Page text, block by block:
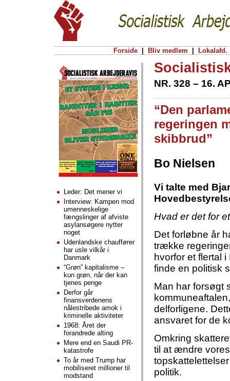
Forside Bliv medlem Lokalafd.
NR. 328 – 16.
“Den
regeringen
skibbrud”
Bo Nielsen
Vi talte med
Hvad er det for
Det forløbne år
trække
hvorfor et flertal
finde en politisk
Man har forsøgt
delforligene.
ansvaret for de
Omkring
til at ændre
politik.
Leder: Det mener vi
Interview: Kampen mod
umenneskelige
fængslinger af afviste
asylansøgere nytter
noget
Udenlandske chauffører
har usle vilkår i
Danmark
“Grøn” kapitalisme –
kun grøn, når der kan
tjenes penge
Derfor går
finansverdenens
nålestribede amok i
kriminelle aktiviteter
1968: Året der
forandrede alting
Mere end en Saudi PR-
katastrofe
To år med Trump har
mobiliseret millioner til
modstand